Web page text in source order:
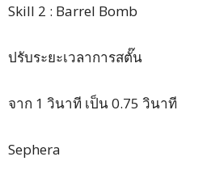
Skill 2 : Barrel Bomb
ปรับระยะเวลาการสตั๊น
จาก 1 วินาที เป็น 0.75 วินาที
Sephera